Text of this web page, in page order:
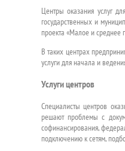
Центры оказания услуг
государственных и
проекта «Малое и среднее
В таких центрах
услуги для начала и
Услуги центров
Специалисты центров
решают проблемы с
софинансирования,
подключению к сетям,